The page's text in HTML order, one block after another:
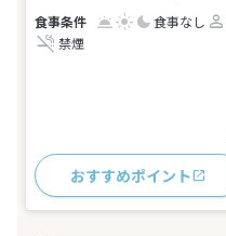
食事なし
禁煙
おすすめポイント